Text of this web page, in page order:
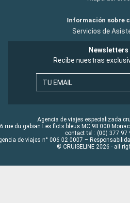
Información sobre
Servicios de
Newsletters
Recibe nuestras
TU EMAIL
Agencia de viajes especializada
rue du gabian Les flots bleus MC 98 000
contact tel : (00) 377 97
de viajes n° 006 02 0007 –
© CRUISELINE 2026 - all